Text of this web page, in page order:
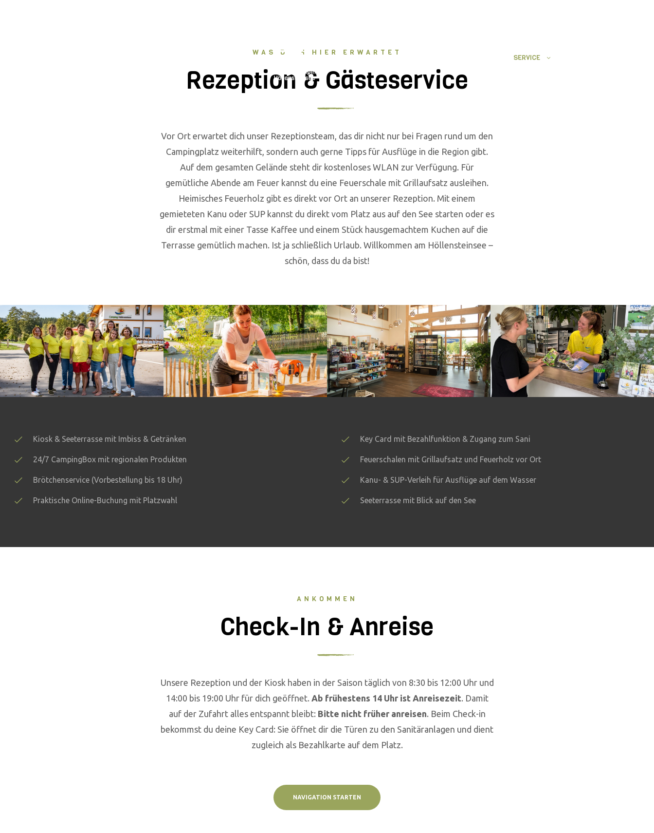
SERVICE
WAS DICH HIER ERWARTET
Rezeption & Gästeservice
Vor Ort erwartet dich unser Rezeptionsteam, das dir nicht nur bei Fragen rund um den
Campingplatz weiterhilft, sondern auch gerne Tipps für Ausflüge in die Region gibt.
Auf dem gesamten Gelände steht dir kostenloses WLAN zur Verfügung. Für
gemütliche Abende am Feuer kannst du eine Feuerschale mit Grillaufsatz ausleihen.
Heimisches Feuerholz gibt es direkt vor Ort an unserer Rezeption. Mit einem
gemieteten Kanu oder SUP kannst du direkt vom Platz aus auf den See starten oder es
dir erstmal mit einer Tasse Kaffee und einem Stück hausgemachtem Kuchen auf die
Terrasse gemütlich machen. Ist ja schließlich Urlaub. Willkommen am Höllensteinsee –
schön, dass du da bist!
Kiosk & Seeterrasse mit Imbiss & Getränken
24/7 CampingBox mit regionalen Produkten
Brötchenservice (Vorbestellung bis 18 Uhr)
Praktische Online-Buchung mit Platzwahl
Key Card mit Bezahlfunktion & Zugang zum Sani
Feuerschalen mit Grillaufsatz und Feuerholz vor Ort
Kanu- & SUP-Verleih für Ausflüge auf dem Wasser
Seeterrasse mit Blick auf den See
ANKOMMEN
Check-In & Anreise
Unsere Rezeption und der Kiosk haben in der Saison täglich von 8:30 bis 12:00 Uhr und
14:00 bis 19:00 Uhr für dich geöffnet. Ab frühestens 14 Uhr ist Anreisezeit. Damit
auf der Zufahrt alles entspannt bleibt: Bitte nicht früher anreisen. Beim Check-in
bekommst du deine Key Card: Sie öffnet dir die Türen zu den Sanitäranlagen und dient
zugleich als Bezahlkarte auf dem Platz.
NAVIGATION STARTEN